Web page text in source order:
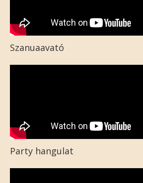
Szanuaavató
Party hangulat